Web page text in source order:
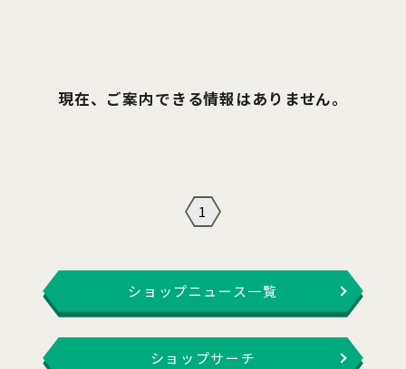
現在、ご案内できる情報はありません。
1
ショップニュース一覧
ショップサーチ